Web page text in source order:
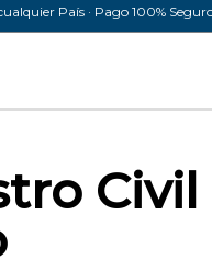
País · Pago 100%